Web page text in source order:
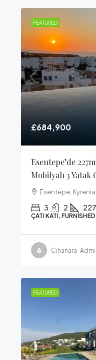
FEATURED
£684,900
Esentepe’de
Mobilyalı 3 Yatak
Esentepe, Kyrenia
3 2 227
ÇATI KATI,
Cihanara-
FEATURED